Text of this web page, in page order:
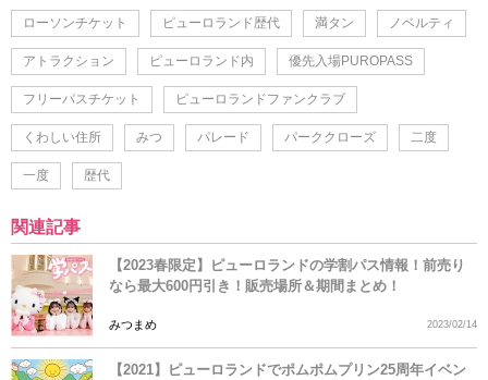
ローソンチケット ピューロランド歴代 満タン ノベルティ
アトラクション ピューロランド内 優先入場PUROPASS
フリーパスチケット ピューロランドファンクラブ
くわしい住所 みつ パレード パーククローズ 二度
一度 歴代
関連記事
【2023春限定】ピューロランドの学割パス情報！前売り
なら最大600円引き！販売場所＆期間まとめ！
みつまめ 2023/02/14
【2021】ピューロランドでポムポムプリン25周年イベン